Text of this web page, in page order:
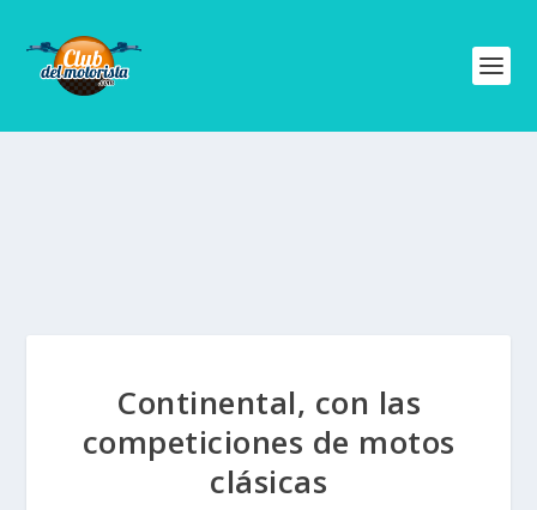
Continental, con las
competiciones de motos
clásicas